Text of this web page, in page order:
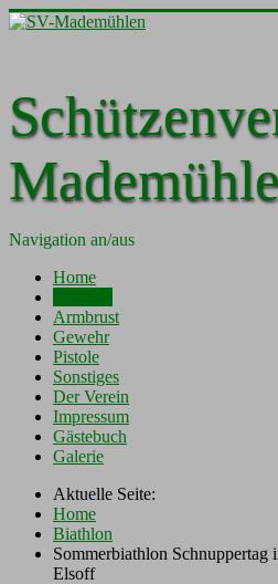
Navigation an/aus
Home
Armbrust
Gewehr
Pistole
Sonstiges
Der Verein
Impressum
Gästebuch
Galerie
Aktuelle Seite:
Home
Biathlon
Sommerbiathlon Schnuppertag
Elsoff